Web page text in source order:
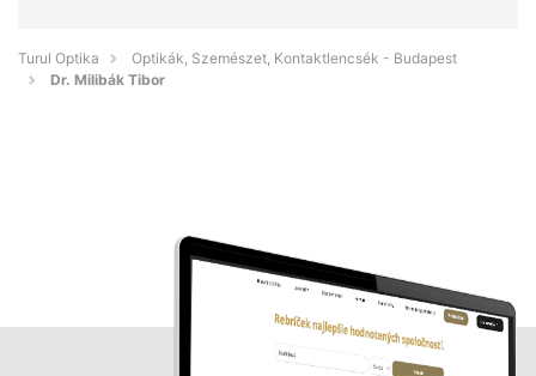
Turul Optika
Optikák, Szemészet, Kontaktlencsék - Budapest
Dr. Milibák Tibor